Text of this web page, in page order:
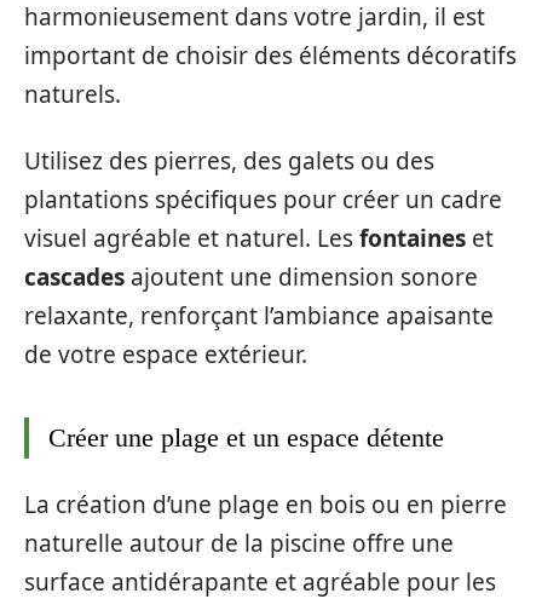
harmonieusement dans votre jardin, il est
important de choisir des éléments décoratifs
naturels.
Utilisez des pierres, des galets ou des
plantations spécifiques pour créer un cadre
visuel agréable et naturel. Lesfontaines et
cascades ajoutent une dimension sonore
relaxante, renforçant l’ambiance apaisante
de votre espace extérieur.
Créer une plage et un espace détente
La création d’une plage en bois ou en pierre
naturelle autour de la piscine offre une
surface antidérapante et agréable pour les